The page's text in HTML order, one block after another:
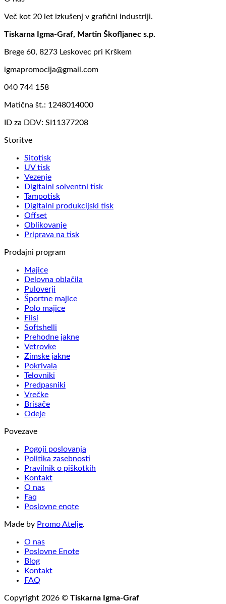
Več kot 20 let izkušenj v grafični industriji.
Tiskarna Igma-Graf, Martin Škofljanec s.p.
Brege 60, 8273 Leskovec pri Krškem
igmapromocija@gmail.com
040 744 158
Matična št.: 1248014000
ID za DDV: SI11377208
Storitve
Sitotisk
UV tisk
Vezenje
Digitalni solventni tisk
Tampotisk
Digitalni produkcijski tisk
Offset
Oblikovanje
Priprava na tisk
Prodajni program
Majice
Delovna oblačila
Puloverji
Športne majice
Polo majice
Flisi
Softshelli
Prehodne jakne
Vetrovke
Zimske jakne
Pokrivala
Telovniki
Predpasniki
Vrečke
Brisače
Odeje
Povezave
Pogoji poslovanja
Politika zasebnosti
Pravilnik o piškotkih
Kontakt
O nas
Faq
Poslovne enote
Made by Promo Atelje.
O nas
Poslovne Enote
Blog
Kontakt
FAQ
Copyright 2026 © Tiskarna Igma-Graf